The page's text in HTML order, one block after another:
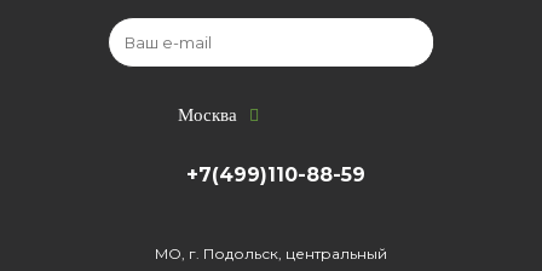
Москва
+7(499)110-88-59
МО, г. Подольск, центральный